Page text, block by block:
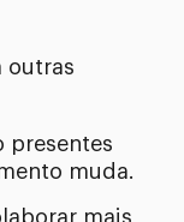
outras
presentes
muda.
mais